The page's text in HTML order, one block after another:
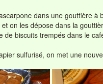
dans une gouttière
on les dépose dans la
biscuits trempés dans le
sulfurisé, on met une